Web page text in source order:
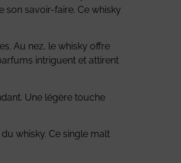
son savoir-faire. Ce whisky
Au nez, le whisky offre
intriguent et attirent
Une légère touche
whisky. Ce single malt